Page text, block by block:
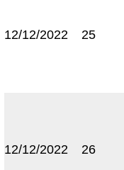
12/12/2022 25
12/12/2022 26